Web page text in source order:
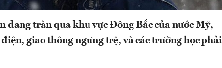
đang tràn qua khu vực Đông Bắc của nước Mỹ,
giao thông ngưng trệ, và các trường học phải